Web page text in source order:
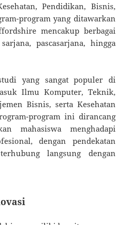
Pendidikan, Bisnis,
program yang ditawarkan
mencakup berbagai
pascasarjana, hingga
yang sangat populer di
Ilmu Komputer, Teknik,
Bisnis, serta Kesehatan
program ini dirancang
mahasiswa menghadapi
dengan pendekatan
langsung dengan